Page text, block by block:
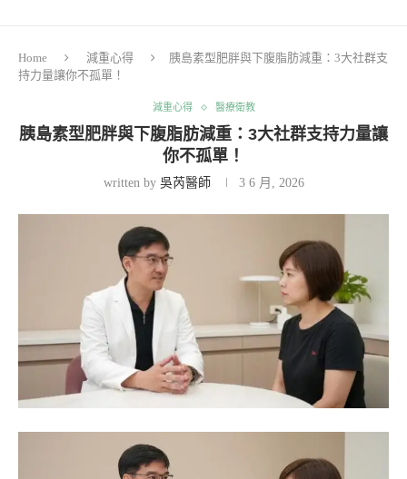
Home 減重心得
胰島素型肥胖與下腹脂肪減重：3大社群支
持力量讓你不孤單！
減重心得 醫療衛教
胰島素型肥胖與下腹脂肪減重：3大社群支持力量讓
你不孤單！
written by 吳芮醫師 3 6 月, 2026